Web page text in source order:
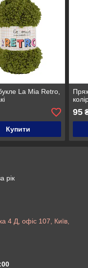
La Mia Retro,
Купити
95
рік
4 Д, офіс 107, Київ,